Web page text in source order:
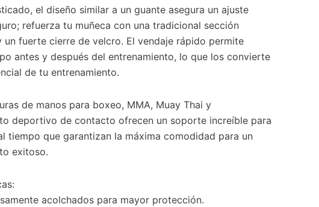
el diseño similar a un guante asegura un ajuste
refuerza tu muñeca con una tradicional sección
un fuerte cierre de velcro. El vendaje rápido permite
antes y después del entrenamiento, lo que los convierte
de tu entrenamiento.
de manos para boxeo, MMA, Muay Thai y
deportivo de contacto ofrecen un soporte increíble para
tiempo que garantizan la máxima comodidad para un
exitoso.
acolchados para mayor protección.